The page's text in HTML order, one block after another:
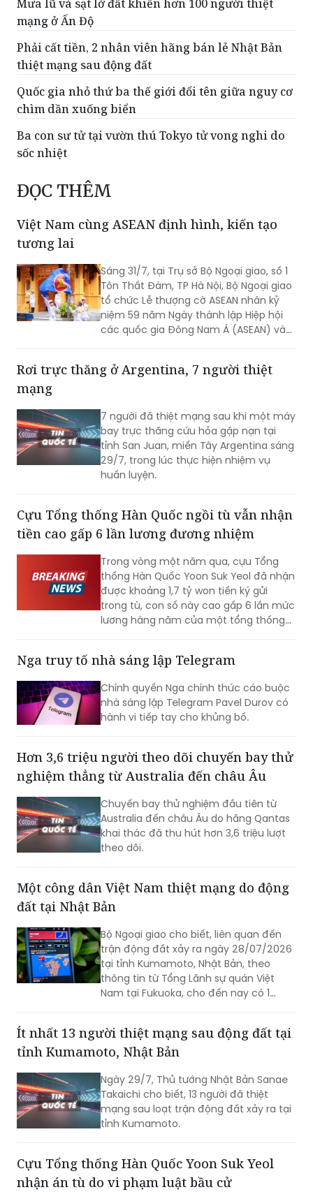
Mưa lũ và sạt lở đất khiến hơn 100 người thiệt
mạng ở Ấn Độ
Phải cất tiền, 2 nhân viên hãng bán lẻ Nhật Bản
thiệt mạng sau động đất
Quốc gia nhỏ thứ ba thế giới đổi tên giữa nguy cơ
chìm dần xuống biển
Ba con sư tử tại vườn thú Tokyo tử vong nghi do
sốc nhiệt
ĐỌC THÊM
Việt Nam cùng ASEAN định hình, kiến tạo
tương lai
Sáng 31/7, tại Trụ sở Bộ Ngoại giao, số 1
Tôn Thất Đàm, TP Hà Nội, Bộ Ngoại giao
tổ chức Lễ thượng cờ ASEAN nhân kỷ
niệm 59 năm Ngày thành lập Hiệp hội
các quốc gia Đông Nam Á (ASEAN) và
Rơi trực thăng ở Argentina, 7 người thiệt
mạng
7 người đã thiệt mạng sau khi một máy
bay trực thăng cứu hỏa gặp nạn tại
tỉnh San Juan, miền Tây Argentina sáng
29/7, trong lúc thực hiện nhiệm vụ
huấn luyện.
Cựu Tổng thống Hàn Quốc ngồi tù vẫn nhận
tiền cao gấp 6 lần lương đương nhiệm
Trong vòng một năm qua, cựu Tổng
thống Hàn Quốc Yoon Suk Yeol đã nhận
được khoảng 1,7 tỷ won tiền ký gửi
trong tù, con số này cao gấp 6 lần mức
lương hàng năm của một tổng thống
nhận mức tiền ký gửi lên tới khoảng 170
được nhiều tiền nhất tại Trại tạm giam
miền Nam Seoul.
Nga truy tố nhà sáng lập Telegram
Chính quyền Nga chính thức cáo buộc
nhà sáng lập Telegram Pavel Durov có
hành vi tiếp tay cho khủng bố.
Hơn 3,6 triệu người theo dõi chuyến bay thử
nghiệm thẳng từ Australia đến châu Âu
Chuyến bay thử nghiệm đầu tiên từ
Australia đến châu Âu do hãng Qantas
khai thác đã thu hút hơn 3,6 triệu lượt
theo dõi.
Một công dân Việt Nam thiệt mạng do động
đất tại Nhật Bản
Bộ Ngoại giao cho biết, liên quan đến
trận động đất xảy ra ngày 28/07/2026
tại tỉnh Kumamoto, Nhật Bản, theo
thông tin từ Tổng Lãnh sự quán Việt
Nam tại Fukuoka, cho đến nay có 1
trận động đất.
Ít nhất 13 người thiệt mạng sau động đất tại
tỉnh Kumamoto, Nhật Bản
Ngày 29/7, Thủ tướng Nhật Bản Sanae
Takaichi cho biết, 13 người đã thiệt
mạng sau loạt trận động đất xảy ra tại
tỉnh Kumamoto.
Cựu Tổng thống Hàn Quốc Yoon Suk Yeol
nhận án tù do vi phạm luật bầu cử